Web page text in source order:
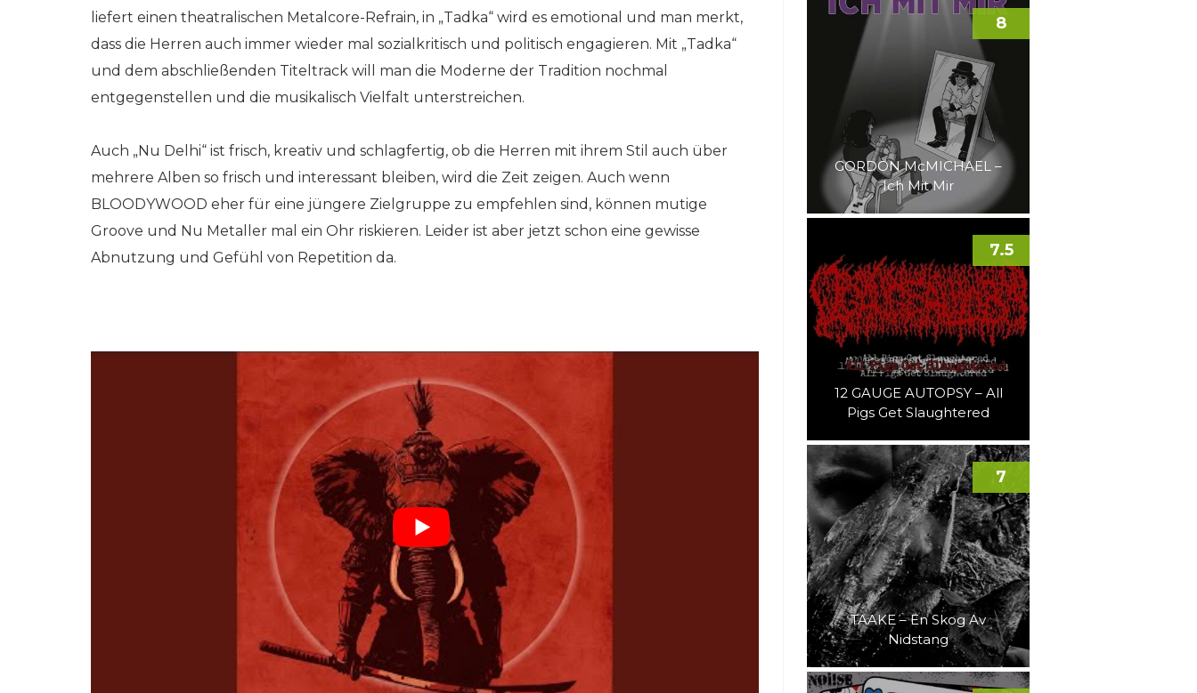
liefert einen theatralischen Metalcore-Refrain, in „Tadka“ wird es emotional und man merkt,
dass die Herren auch immer wieder mal sozialkritisch und politisch engagieren. Mit „Tadka“
und dem abschließenden Titeltrack will man die Moderne der Tradition nochmal
entgegenstellen und die musikalisch Vielfalt unterstreichen.
Auch „Nu Delhi“ ist frisch, kreativ und schlagfertig, ob die Herren mit ihrem Stil auch über
mehrere Alben so frisch und interessant bleiben, wird die Zeit zeigen. Auch wenn
BLOODYWOOD eher für eine jüngere Zielgruppe zu empfehlen sind, können mutige
Groove und Nu Metaller mal ein Ohr riskieren. Leider ist aber jetzt schon eine gewisse
Abnutzung und Gefühl von Repetition da.
GORDON McMICHAEL –
Ich Mit Mir
8
12 GAUGE AUTOPSY – All
Pigs Get Slaughtered
7.5
TAAKE – En Skog Av
Nidstang
7